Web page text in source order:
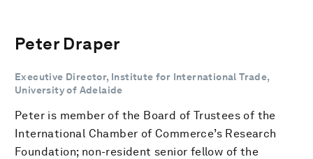
Peter Draper
Executive Director, Institute for International Trade,
University of Adelaide
Peter is member of the Board of Trustees of the
International Chamber of Commerce’s Research
Foundation; non-resident senior fellow of the